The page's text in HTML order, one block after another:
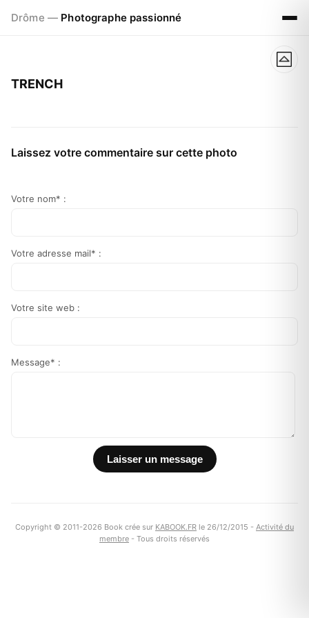
Drôme — Photographe passionné
TRENCH
Laissez votre commentaire sur cette photo
Votre nom* :
Votre adresse mail* :
Votre site web :
Message* :
Copyright © 2011-2026 Book crée sur KABOOK.FR le 26/12/2015 - Activité du
membre - Tous droits réservés